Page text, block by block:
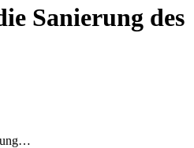
Sanierung des